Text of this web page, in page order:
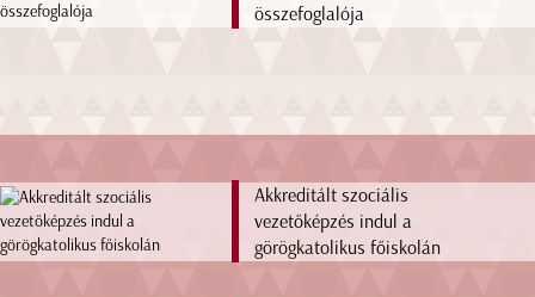
összefoglalója
Akkreditált szociális
vezetőképzés indul a
görögkatolikus főiskolán